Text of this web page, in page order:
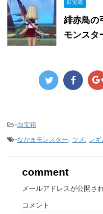
白宝箱
緋赤鳥の
モンスタ
-白宝箱
-なかまモンスター, ツメ, レ
comment
メールアドレスが公開さ
コメント